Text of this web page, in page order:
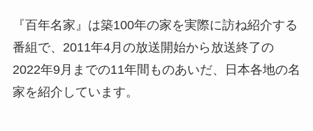
『百年名家』は築100年の家を実際に訪ね紹介する
番組で、2011年4月の放送開始から放送終了の
2022年9月までの11年間ものあいだ、日本各地の名
家を紹介しています。